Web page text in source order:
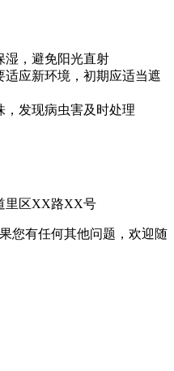
湿，避免阳光直射
适应新环境，初期应适当遮
，发现病虫害及时处理
里区XX路XX号
您有任何其他问题，欢迎随